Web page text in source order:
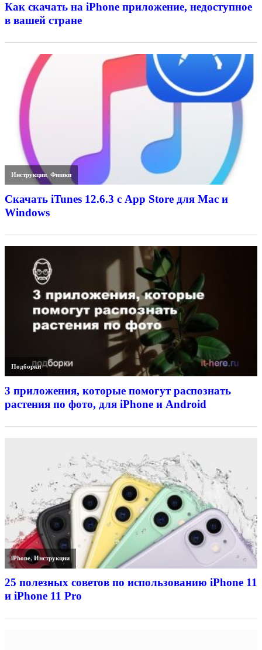
Как скачать на iPhone приложение, недоступное
в вашей стране
Инструкции,Фишки
Скачать iTunes 12.6.3 с App Store для Mac и
Windows
Подборки
3 приложения, которые помогут распознать
растения по фото, для iPhone и Android
iPhone,Инструкции
25 полезных советов по использованию iPhone 11
и iPhone 11 Pro